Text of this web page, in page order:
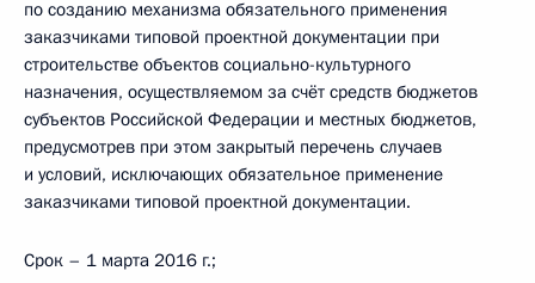
по созданию механизма обязательного применения
заказчиками типовой проектной документации при
строительстве объектов социально-культурного
назначения, осуществляемом за счёт средств бюджетов
субъектов Российской Федерации и местных бюджетов,
предусмотрев при этом закрытый перечень случаев
и условий, исключающих обязательное применение
заказчиками типовой проектной документации.
Срок – 1 марта 2016 г.;